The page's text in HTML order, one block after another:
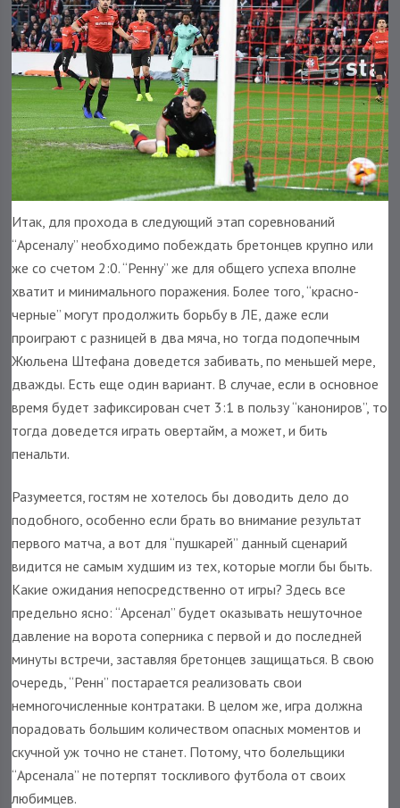
Итак, для прохода в следующий этап соревнований
“Арсеналу” необходимо побеждать бретонцев крупно или
же со счетом 2:0. “Ренну” же для общего успеха вполне
хватит и минимального поражения. Более того, “красно-
черные” могут продолжить борьбу в ЛЕ, даже если
проиграют с разницей в два мяча, но тогда подопечным
Жюльена Штефана доведется забивать, по меньшей мере,
дважды. Есть еще один вариант. В случае, если в основное
время будет зафиксирован счет 3:1 в пользу “канониров”, то
тогда доведется играть овертайм, а может, и бить
пенальти.
Разумеется, гостям не хотелось бы доводить дело до
подобного, особенно если брать во внимание результат
первого матча, а вот для “пушкарей” данный сценарий
видится не самым худшим из тех, которые могли бы быть.
Какие ожидания непосредственно от игры? Здесь все
предельно ясно: “Арсенал” будет оказывать нешуточное
давление на ворота соперника с первой и до последней
минуты встречи, заставляя бретонцев защищаться. В свою
очередь, “Ренн” постарается реализовать свои
немногочисленные контратаки. В целом же, игра должна
порадовать большим количеством опасных моментов и
скучной уж точно не станет. Потому, что болельщики
“Арсенала” не потерпят тоскливого футбола от своих
любимцев.